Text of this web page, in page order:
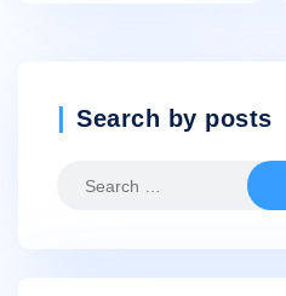
Search by posts